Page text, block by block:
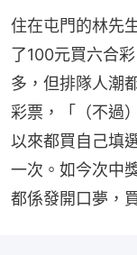
住在屯門的林先
了100元買六合
多，但排隊人潮
彩票，「（不過
以來都買自己填
一次。如今次中
都係發開口夢，